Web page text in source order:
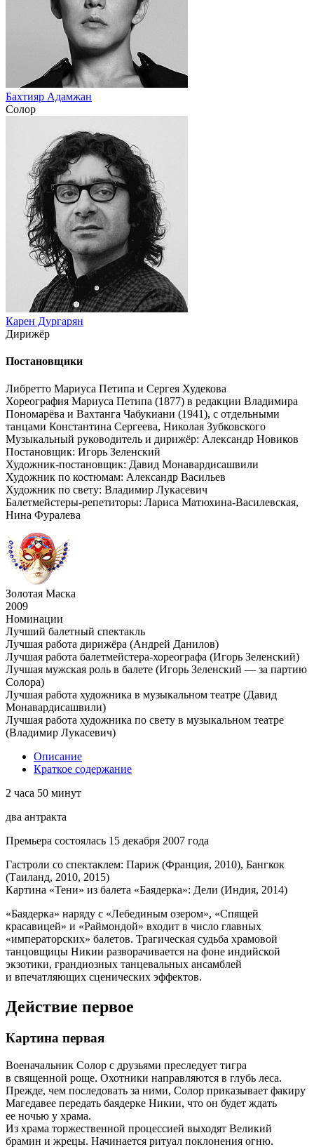
Бахтияр Адамжан
Солор
Карен Дургарян
Дирижёр
Постановщики
Либретто Мариуса Петипа и Сергея Худекова
Хореография Мариуса Петипа (1877) в редакции Владимира
Пономарёва и Вахтанга Чабукиани (1941), с отдельными
танцами Константина Сергеева, Николая Зубковского
Музыкальный руководитель и дирижёр: Александр Новиков
Постановщик: Игорь Зеленский
Художник-постановщик: Давид Монавардисашвили
Художник по костюмам: Александр Васильев
Художник по свету: Владимир Лукасевич
Балетмейстеры-репетиторы: Лариса Матюхина-Василевская,
Нина Фуралева
Золотая Маска
2009
Номинации
Лучший балетный спектакль
Лучшая работа дирижёра (Андрей Данилов)
Лучшая работа балетмейстера-хореографа (Игорь Зеленский)
Лучшая мужская роль в балете (Игорь Зеленский — за партию
Солора)
Лучшая работа художника в музыкальном театре (Давид
Монавардисашвили)
Лучшая работа художника по свету в музыкальном театре
(Владимир Лукасевич)
Описание
Краткое содержание
2 часа 50 минут
два антракта
Премьера состоялась 15 декабря 2007 года
Гастроли со спектаклем: Париж (Франция, 2010), Бангкок
(Таиланд, 2010, 2015)
Картина «Тени» из балета «Баядерка»: Дели (Индия, 2014)
«Баядерка» наряду с «Лебединым озером», «Спящей
красавицей» и «Раймондой» входит в число главных
«императорских» балетов. Трагическая судьба храмовой
танцовщицы Никии разворачивается на фоне индийской
экзотики, грандиозных танцевальных ансамблей
и впечатляющих сценических эффектов.
Действие первое
Картина первая
Военачальник Солор с друзьями преследует тигра
в священной роще. Охотники направляются в глубь леса.
Прежде, чем последовать за ними, Солор приказывает факиру
Магедавее передать баядерке Никии, что он будет ждать
ее ночью у храма.
Из храма торжественной процессией выходят Великий
брамин и жрецы. Начинается ритуал поклонения огню.